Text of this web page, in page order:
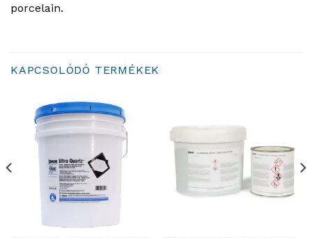
porcelain.
KAPCSOLÓDÓ TERMÉKEK